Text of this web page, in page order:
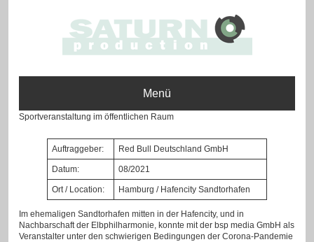
Menü
Sportveranstaltung im öffentlichen Raum
Auftraggeber: Red Bull Deutschland GmbH
Datum: 08/2021
Ort / Location: Hamburg / Hafencity Sandtorhafen
Im ehemaligen Sandtorhafen mitten in der Hafencity, und in
Nachbarschaft der Elbphilharmonie, konnte mit der bsp media GmbH als
Veranstalter unter den schwierigen Bedingungen der Corona-Pandemie